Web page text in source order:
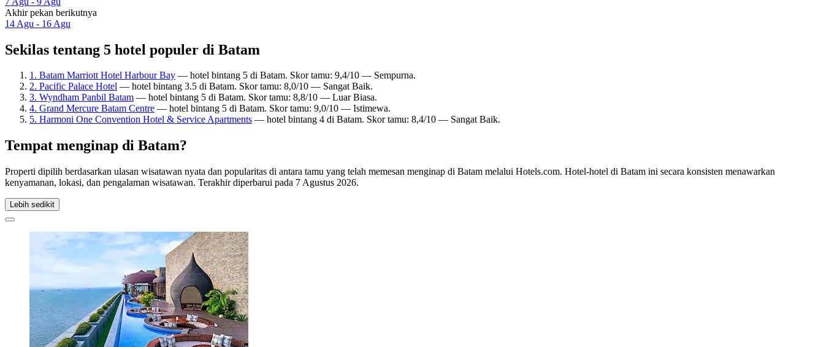
Akhir pekan berikutnya
14 Agu - 16 Agu
Sekilas tentang 5 hotel populer di Batam
1. Batam Marriott Hotel Harbour Bay — hotel bintang 5 di Batam. Skor tamu: 9,4/10 — Sempurna.
2. Pacific Palace Hotel — hotel bintang 3.5 di Batam. Skor tamu: 8,0/10 — Sangat Baik.
3. Wyndham Panbil Batam — hotel bintang 5 di Batam. Skor tamu: 8,8/10 — Luar Biasa.
4. Grand Mercure Batam Centre — hotel bintang 5 di Batam. Skor tamu: 9,0/10 — Istimewa.
5. Harmoni One Convention Hotel & Service Apartments — hotel bintang 4 di Batam. Skor tamu: 8,4/10 — Sangat Baik.
Tempat menginap di Batam?
Properti dipilih berdasarkan ulasan wisatawan nyata dan popularitas di antara tamu yang telah memesan menginap di Batam melalui Hotels.com. Hotel-hotel di Batam ini secara konsisten menawarkan
kenyamanan, lokasi, dan pengalaman wisatawan. Terakhir diperbarui pada 7 Agustus 2026.
Lebih sedikit